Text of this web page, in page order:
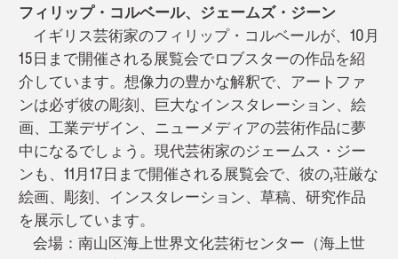
フィリップ・コルベール、ジェームズ・ジーン
イギリス芸術家のフィリップ・コルベールが、10月
15日まで開催される展覧会でロブスターの作品を紹
介しています。想像力の豊かな解釈で、アートファ
ンは必ず彼の彫刻、巨大なインスタレーション、絵
画、工業デザイン、ニューメディアの芸術作品に夢
中になるでしょう。現代芸術家のジェームス・ジー
ンも、11月17日まで開催される展覧会で、彼の,荘厳な
絵画、彫刻、インスタレーション、草稿、研究作品
を展示しています。
会場：南山区海上世界文化芸術センター（海上世